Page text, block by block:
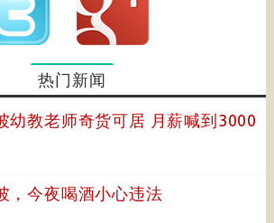
热门新闻
幼教老师奇货可居 月薪喊到3000
，今夜喝酒小心违法